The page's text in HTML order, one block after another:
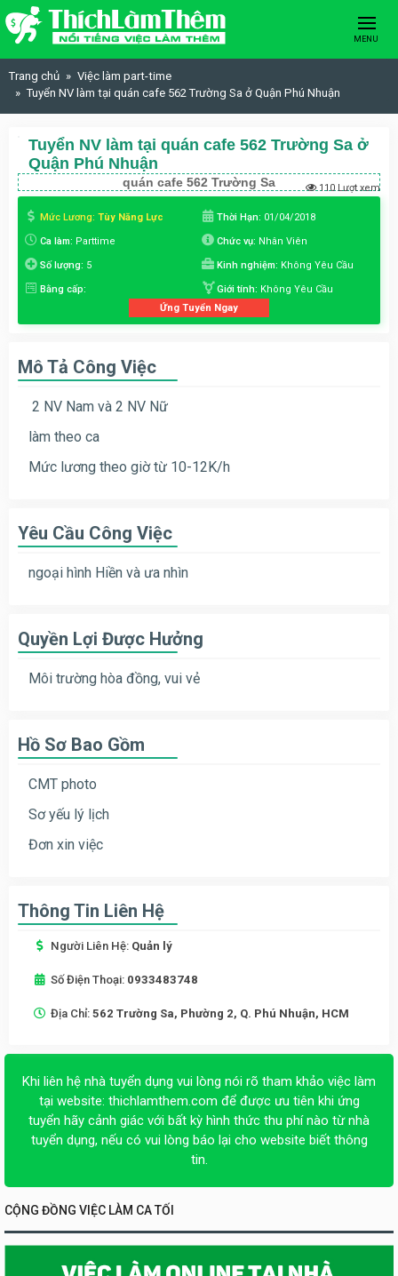
Skip to content
MENU
Trang chủ
Việc làm part-time
Tuyển NV làm tại quán cafe 562 Trường Sa ở Quận Phú Nhuận
Tuyển NV làm tại quán cafe 562 Trường Sa ở
Quận Phú Nhuận
quán cafe 562 Trường Sa 110 Lượt xem
Mức Lương: Tùy Năng Lực Thời Hạn: 01/04/2018
Ca làm: Parttime Chức vụ: Nhân Viên
Số lượng: 5 Kinh nghiệm: Không Yêu Cầu
Bằng cấp: Giới tính: Không Yêu Cầu
Ứng Tuyển Ngay
Mô Tả Công Việc
2 NV Nam và 2 NV Nữ
làm theo ca
Mức lương theo giờ từ 10-12K/h
Yêu Cầu Công Việc
ngoại hình Hiền và ưa nhìn
Quyền Lợi Được Hưởng
Môi trường hòa đồng, vui vẻ
Hồ Sơ Bao Gồm
CMT photo
Sơ yếu lý lịch
Đơn xin việc
Thông Tin Liên Hệ
Người Liên Hệ: Quản lý
Số Điện Thoại: 0933483748
Địa Chỉ: 562 Trường Sa, Phường 2, Q. Phú Nhuận, HCM
Khi liên hệ nhà tuyển dụng vui lòng nói rõ tham khảo việc làm
tại website: thichlamthem.com để được ưu tiên khi ứng
tuyển hãy cảnh giác với bất kỳ hình thức thu phí nào từ nhà
tuyển dụng, nếu có vui lòng báo lại cho website biết thông
tin.
CỘNG ĐỒNG VIỆC LÀM CA TỐI